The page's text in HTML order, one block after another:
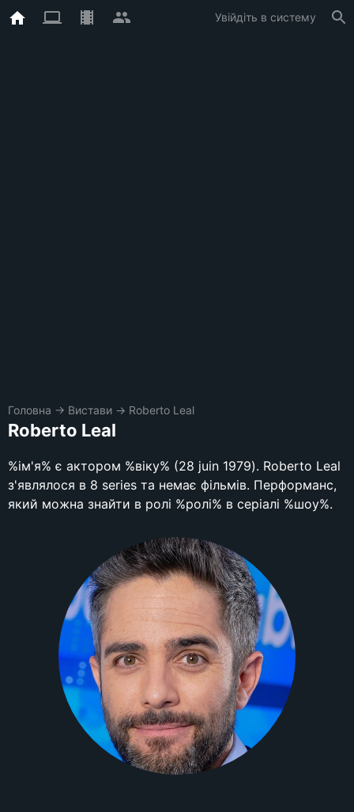
Увійдіть в систему
Головна → Вистави → Roberto Leal
Roberto Leal
%ім'я% є актором %віку% (28 juin 1979). Roberto Leal
з'являлося в 8 series та немає фільмів. Перформанс,
який можна знайти в ролі %ролі% в серіалі %шоу%.